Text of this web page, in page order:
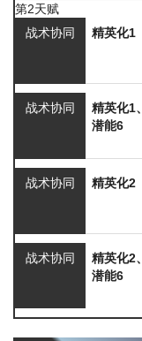
第2天赋
战术协同
精英化1
战术协同
精英化1、
潜能6
战术协同 精英化2
战术协同
精英化2、
潜能6